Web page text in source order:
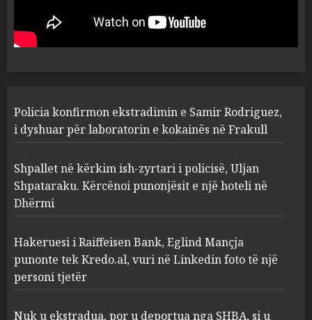
1
Rodriguez, i dyshuar për
laboratorin e kokainës në
Frakull
2
i policisë, Uljan Shpataraku.
Kërcënoi punonjësit e një
hoteli në Dhërmi
Eglind Mançja punonte tek
Kredo.al, vuri në Linkedin
foto të një personi tjetër
AUGUST 7, 2026
Nuk u ekstradua, por u
Policia konfirmon ekstradimin e Samir Rodriguez,
i dyshuar për laboratorin e kokainës në Frakull
Shpallet në kërkim ish-zyrtari i policisë, Uljan
Shpataraku. Kërcënoi punonjësit e një hoteli në
Dhërmi
Hakeruesi i Raiffeisen Bank, Eglind Mançja
punonte tek Kredo.al, vuri në Linkedin foto të një
personi tjetër
Nuk u ekstradua, por u deportua nga SHBA, si u